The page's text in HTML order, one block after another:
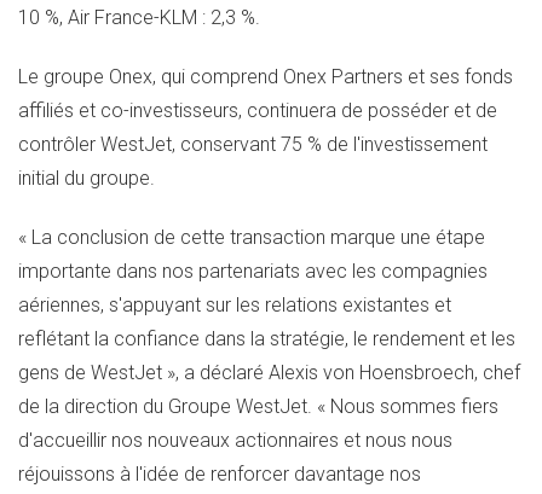
10 %, Air France-KLM : 2,3 %.
Le groupe Onex, qui comprend Onex Partners et ses fonds
affiliés et co-investisseurs, continuera de posséder et de
contrôler WestJet, conservant 75 % de l'investissement
initial du groupe.
« La conclusion de cette transaction marque une étape
importante dans nos partenariats avec les compagnies
aériennes, s'appuyant sur les relations existantes et
reflétant la confiance dans la stratégie, le rendement et les
gens de WestJet », a déclaré Alexis von Hoensbroech, chef
de la direction du Groupe WestJet. « Nous sommes fiers
d'accueillir nos nouveaux actionnaires et nous nous
réjouissons à l'idée de renforcer davantage nos